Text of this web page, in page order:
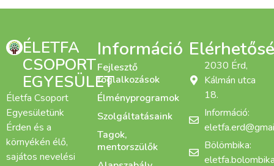
ÉLETFA
CSOPORT
EGYESÜLET
Életfa Csoport
Egyesületünk
Érden és a
környékén élő,
sajátos nevelési
Információ
Fejlesztő
foglalkozások
Élményprogramok
Szolgáltatásaink
Tagok,
mentorszülők
2030 Érd,
Kálmán utca
18.
Információ:
Bölömbika: